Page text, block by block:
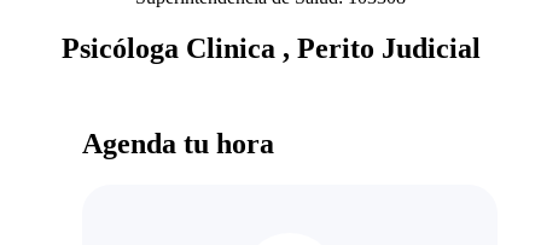
Psicóloga Clinica , Perito Judicial
Agenda tu hora